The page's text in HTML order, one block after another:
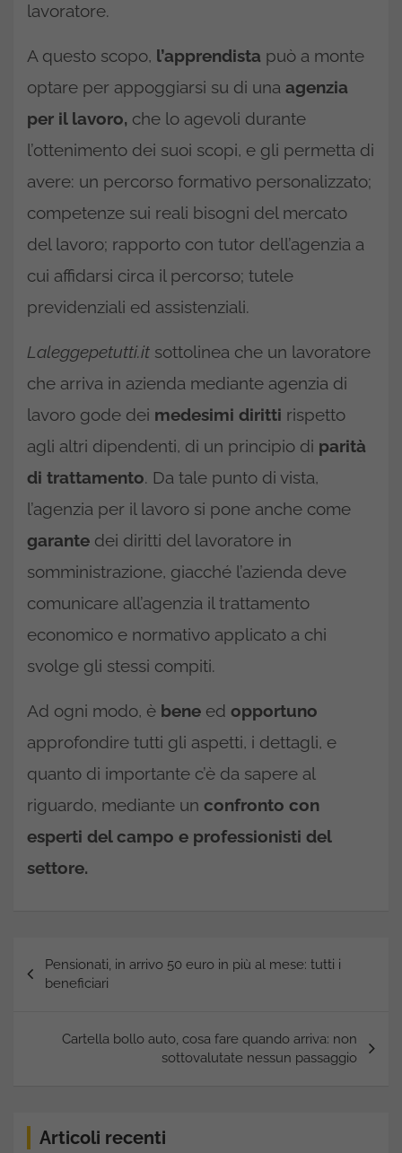
lavoratore.
A questo scopo, l’apprendista può a monte
optare per appoggiarsi su di una agenzia
per il lavoro, che lo agevoli durante
l’ottenimento dei suoi scopi, e gli permetta di
avere: un percorso formativo personalizzato;
competenze sui reali bisogni del mercato
del lavoro; rapporto con tutor dell’agenzia a
cui affidarsi circa il percorso; tutele
previdenziali ed assistenziali.
Laleggepetutti.it sottolinea che un lavoratore
che arriva in azienda mediante agenzia di
lavoro gode dei medesimi diritti rispetto
agli altri dipendenti, di un principio di parità
di trattamento. Da tale punto di vista,
l’agenzia per il lavoro si pone anche come
garante dei diritti del lavoratore in
somministrazione, giacché l’azienda deve
comunicare all’agenzia il trattamento
economico e normativo applicato a chi
svolge gli stessi compiti.
Ad ogni modo, è bene ed opportuno
approfondire tutti gli aspetti, i dettagli, e
quanto di importante c’è da sapere al
riguardo, mediante un confronto con
esperti del campo e professionisti del
settore.
Navigazione
articoli
Pensionati, in arrivo 50 euro in più al mese: tutti i
beneficiari
Cartella bollo auto, cosa fare quando arriva: non
sottovalutate nessun passaggio
Articoli recenti